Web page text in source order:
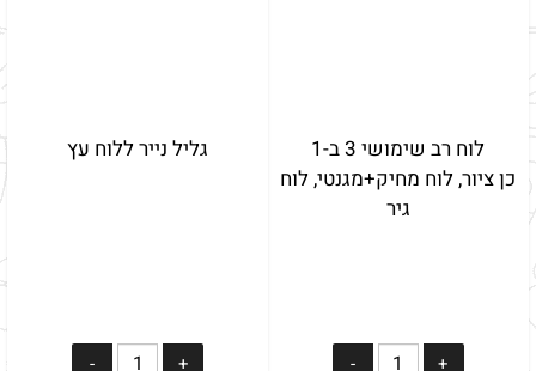
לוח רב שימושי 3 ב-1
כן ציור, לוח מחיק+מגנטי, לוח
גיר
גליל נייר ללוח עץ